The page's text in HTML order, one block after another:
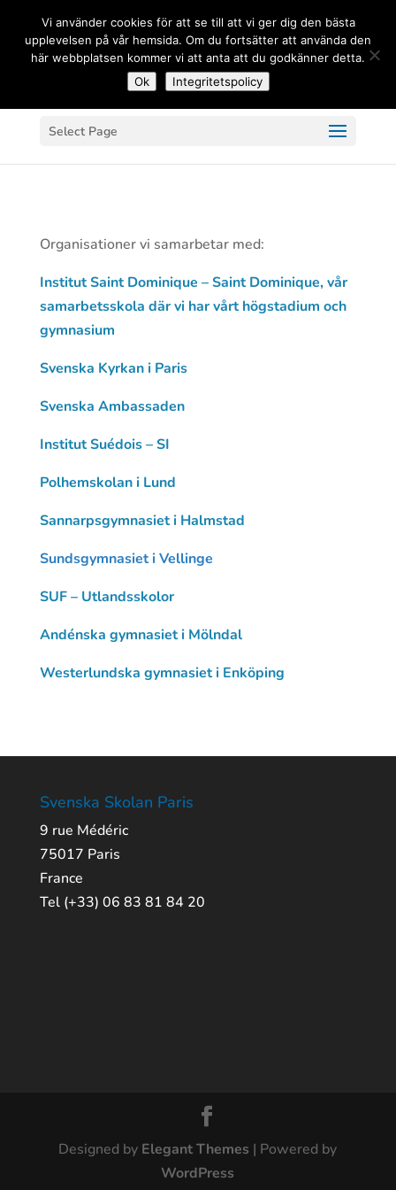
Select Page
Organisationer vi samarbetar med:
Institut Saint Dominique – Saint Dominique, vår
samarbetsskola där vi har vårt högstadium och
gymnasium
Svenska Kyrkan i Paris
Svenska Ambassaden
Institut Suédois – SI
Polhemskolan i Lund
Sannarpsgymnasiet i Halmstad
Sundsgymnasiet i Vellinge
SUF – Utlandsskolor
Andénska gymnasiet i Mölndal
Westerlundska gymnasiet i Enköping
Svenska Skolan Paris
9 rue Médéric
75017 Paris
France
Tel (+33) 06 83 81 84 20
Designed by Elegant Themes | Powered by
WordPress
Vi använder cookies för att se till att vi ger dig den bästa
upplevelsen på vår hemsida. Om du fortsätter att använda den
här webbplatsen kommer vi att anta att du godkänner detta.
Ok
Integritetspolicy